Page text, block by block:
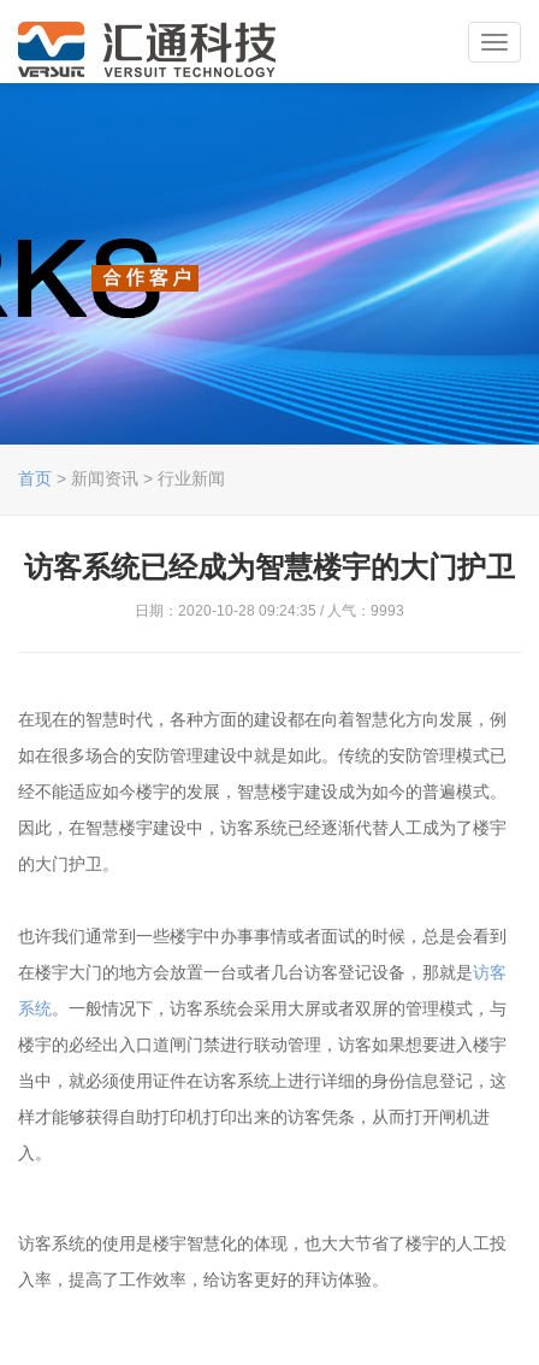
首页 > 新闻资讯 > 行业新闻
访客系统已经成为智慧楼宇的大门护卫
日期：2020-10-28 09:24:35 / 人气：9993
在现在的智慧时代，各种方面的建设都在向着智慧化方向发展，例
如在很多场合的安防管理建设中就是如此。传统的安防管理模式已
经不能适应如今楼宇的发展，智慧楼宇建设成为如今的普遍模式。
因此，在智慧楼宇建设中，访客系统已经逐渐代替人工成为了楼宇
的大门护卫。
也许我们通常到一些楼宇中办事事情或者面试的时候，总是会看到
在楼宇大门的地方会放置一台或者几台访客登记设备，那就是访客
系统。一般情况下，访客系统会采用大屏或者双屏的管理模式，与
楼宇的必经出入口道闸门禁进行联动管理，访客如果想要进入楼宇
当中，就必须使用证件在访客系统上进行详细的身份信息登记，这
样才能够获得自助打印机打印出来的访客凭条，从而打开闸机进
入。
访客系统的使用是楼宇智慧化的体现，也大大节省了楼宇的人工投
入率，提高了工作效率，给访客更好的拜访体验。